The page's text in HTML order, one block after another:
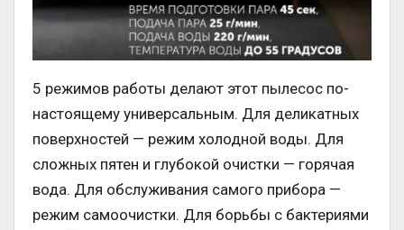
5 режимов работы делают этот пылесос по-
настоящему универсальным. Для деликатных
поверхностей — режим холодной воды. Для
сложных пятен и глубокой очистки — горячая
вода. Для обслуживания самого прибора —
режим самоочистки. Для борьбы с бактериями